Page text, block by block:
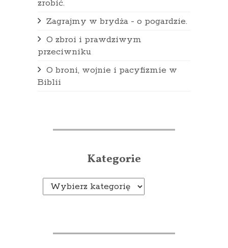
zrobić.
Zagrajmy w brydża - o pogardzie.
O zbroi i prawdziwym
przeciwniku
O broni, wojnie i pacyfizmie w
Biblii
Kategorie
Kategorie